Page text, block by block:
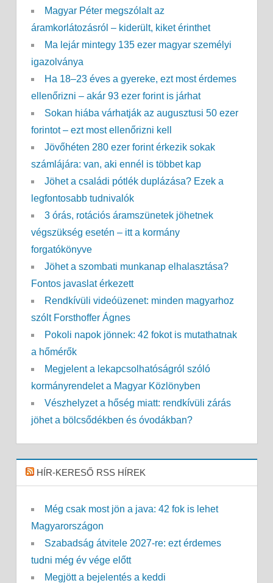
Magyar Péter megszólalt az
áramkorlátozásról – kiderült, kiket érinthet
Ma lejár mintegy 135 ezer magyar személyi
igazolványa
Ha 18–23 éves a gyereke, ezt most érdemes
ellenőrizni – akár 93 ezer forint is járhat
Sokan hiába várhatják az augusztusi 50 ezer
forintot – ezt most ellenőrizni kell
Jövőhéten 280 ezer forint érkezik sokak
számlájára: van, aki ennél is többet kap
Jöhet a családi pótlék duplázása? Ezek a
legfontosabb tudnivalók
3 órás, rotációs áramszünetek jöhetnek
végszükség esetén – itt a kormány
forgatókönyve
Jöhet a szombati munkanap elhalasztása?
Fontos javaslat érkezett
Rendkívüli videóüzenet: minden magyarhoz
szólt Forsthoffer Ágnes
Pokoli napok jönnek: 42 fokot is mutathatnak
a hőmérők
Megjelent a lekapcsolhatóságról szóló
kormányrendelet a Magyar Közlönyben
Vészhelyzet a hőség miatt: rendkívüli zárás
jöhet a bölcsődékben és óvodákban?
HÍR-KERESŐ RSS HÍREK
Még csak most jön a java: 42 fok is lehet
Magyarországon
Szabadság átvitele 2027-re: ezt érdemes
tudni még év vége előtt
Megjött a bejelentés a keddi